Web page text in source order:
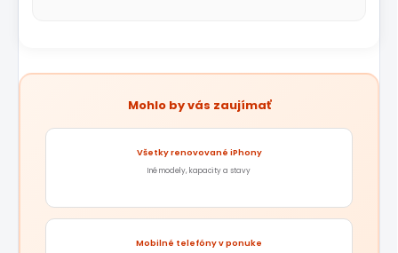
Mohlo by vás zaujímať
Všetky renovované iPhony
Iné modely, kapacity a stavy
Mobilné telefóny v ponuke